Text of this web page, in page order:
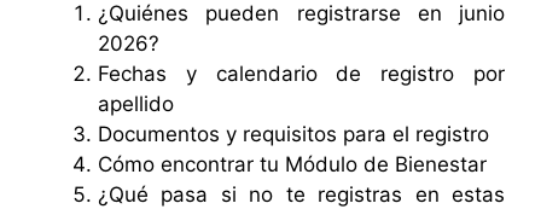
¿Quiénes pueden registrarse en junio
2026?
Fechas y calendario de registro por
apellido
Documentos y requisitos para el registro
Cómo encontrar tu Módulo de Bienestar
¿Qué pasa si no te registras en estas